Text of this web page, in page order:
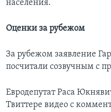
населения.
Оценки за рубежом
За рубежом заявление
посчитали созвучным с
Евродепутат Раса
Твиттере видео с